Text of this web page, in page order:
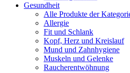
Gesundheit
Alle Produkte der
Allergie
Fit und Schlank
Kopf, Herz und Kreislauf
Mund und Zahnhygiene
Muskeln und Gelenke
Raucherentwöhnung